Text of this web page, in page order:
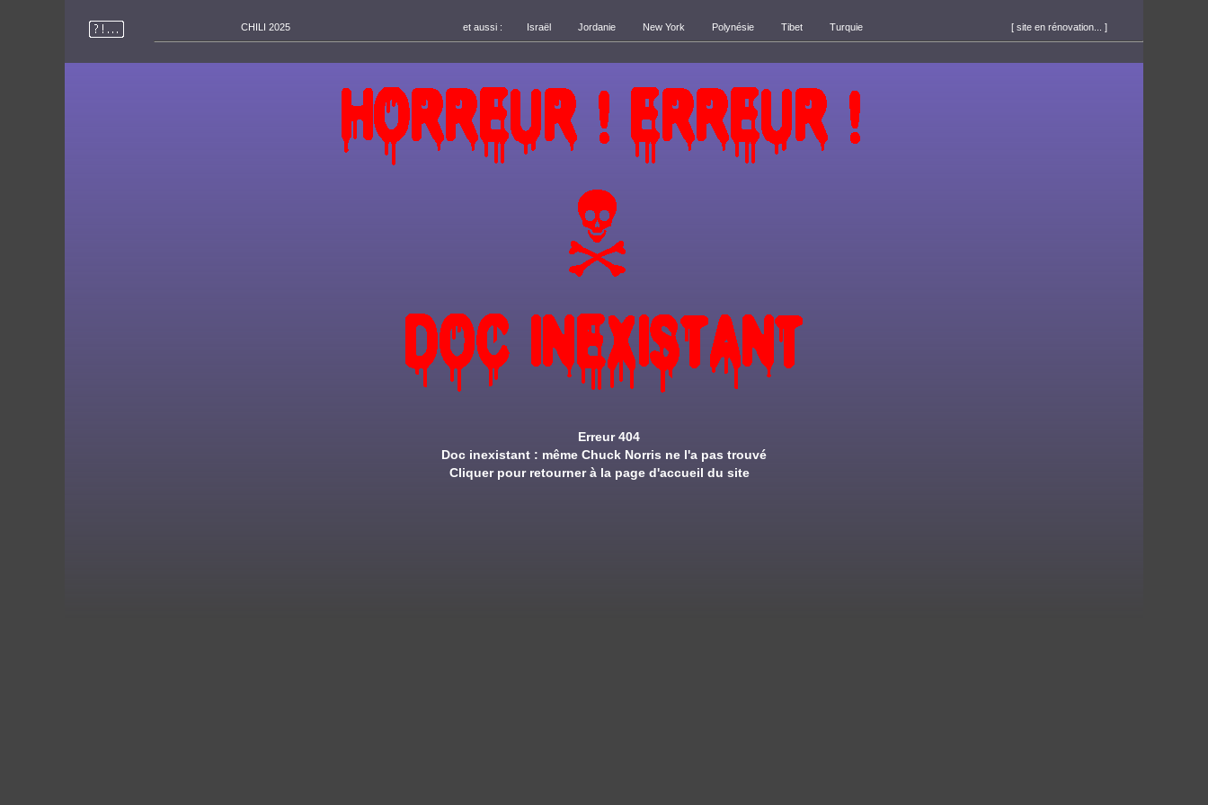
CHILI 2025 et aussi : Israël Jordanie New York Polynésie Tibet Turquie [ site en rénovation... ]
Erreur 404
Doc inexistant : même Chuck Norris ne l'a pas trouvé
Cliquer pour retourner à la page d'accueil du site